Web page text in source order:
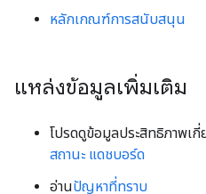
หลักเกณฑ์การสนับสนุน
แหล่งข้อมูลเพิ่มเติม
โปรดดูข้อมูลประสิทธิภาพเ
สถานะ แดชบอร์ด
อ่านปัญหาที่ทราบ